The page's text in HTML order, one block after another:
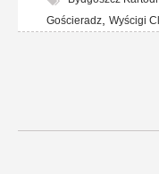
Gościeradz, Wyścigi